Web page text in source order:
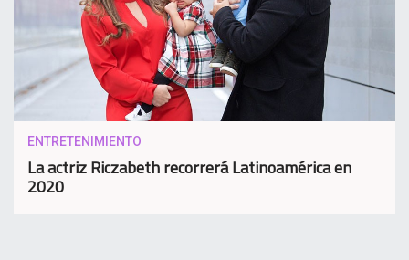
ENTRETENIMIENTO
La actriz Riczabeth recorrerá Latinoamérica en
2020